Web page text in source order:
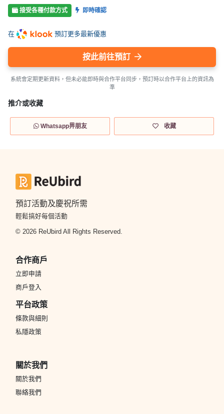
接受各種付款方式 即時確認
在 預訂更多最新優惠
按此前往預訂
系統會定期更新資料，但未必能即時與合作平台同步，預訂時以合作平台上的資訊為
準
推介或收藏
Whatsapp畀朋友 收藏
預訂活動及慶祝所需
輕鬆搞好每個活動
© 2026 ReUbird All Rights Reserved.
合作商戶
立即申請
商戶登入
平台政策
條款與細則
私隱政策
關於我們
關於我們
聯絡我們